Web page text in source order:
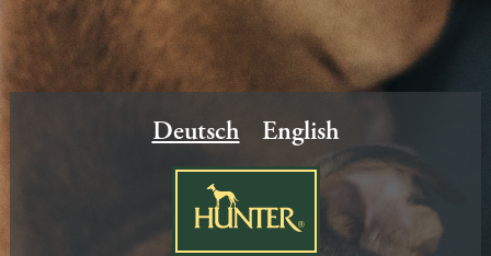
Deutsch English